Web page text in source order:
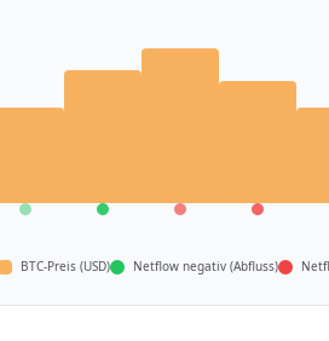
BTC-Preis (USD)
Netflow negativ (Abfluss)